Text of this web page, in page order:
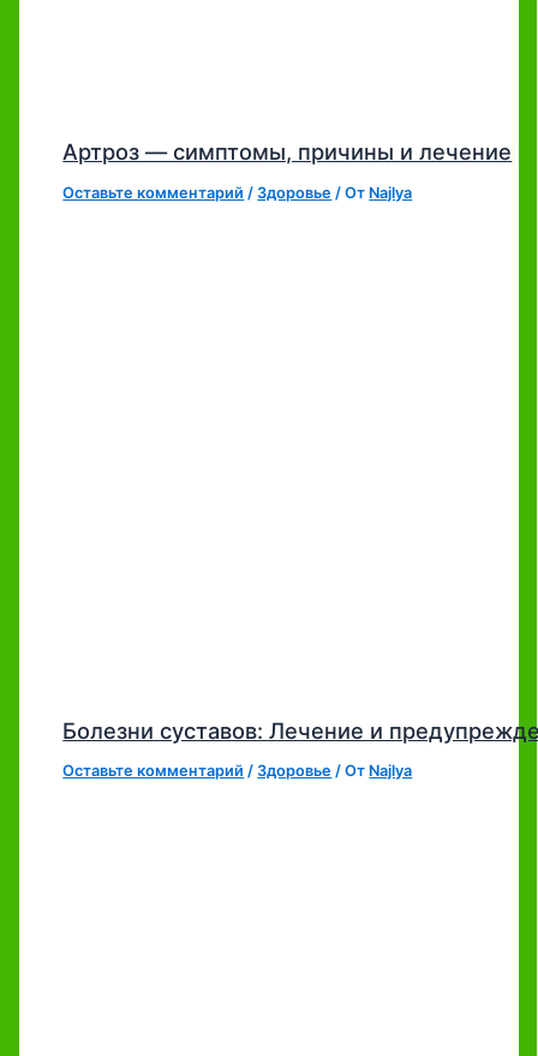
Артроз — симптомы, причины и лечение
Оставьте комментарий /Здоровье / От Najlya
Болезни суставов: Лечение и
Оставьте комментарий /Здоровье / От Najlya